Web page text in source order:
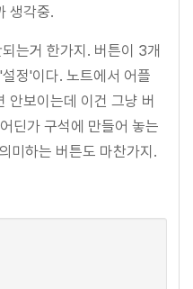
생각중.
는거 한가지. 버튼이 3개
정'이다. 노트에서 어플
안보이는데 이건 그냥 버
딘가 구석에 만들어 놓는
미하는 버튼도 마찬가지.